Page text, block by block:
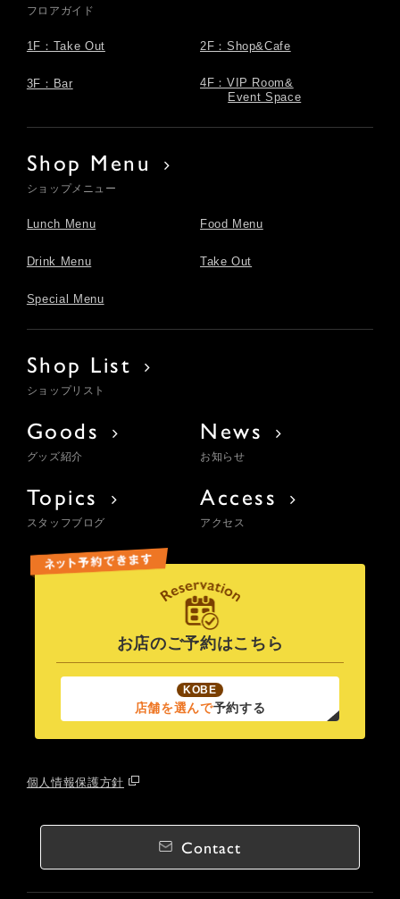
フロアガイド
1F：Take Out 2F：Shop&Cafe
3F：Bar
4F：VIP Room&
Event Space
Shop Menu
ショップメニュー
Lunch Menu Food Menu
Drink Menu Take Out
Special Menu
Shop List
ショップリスト
Goods
グッズ紹介
News
お知らせ
Topics
スタッフブログ
Access
アクセス
お店のご予約はこちら
KOBE
店舗を選んで予約する
個人情報保護方針
Contact